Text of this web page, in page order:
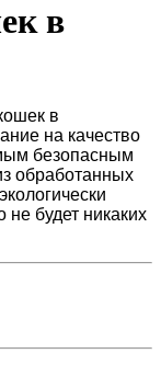
в
в
на качество
безопасным
обработанных
будет никаких